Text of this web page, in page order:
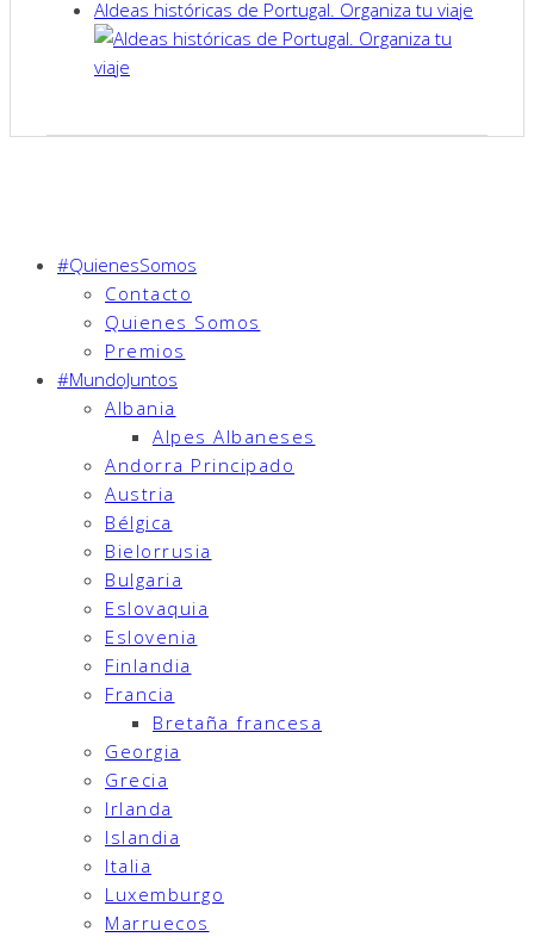
Aldeas históricas de Portugal. Organiza tu viaje
#QuienesSomos
Contacto
Quienes Somos
Premios
#MundoJuntos
Albania
Alpes Albaneses
Andorra Principado
Austria
Bélgica
Bielorrusia
Bulgaria
Eslovaquia
Eslovenia
Finlandia
Francia
Bretaña francesa
Georgia
Grecia
Irlanda
Islandia
Italia
Luxemburgo
Marruecos